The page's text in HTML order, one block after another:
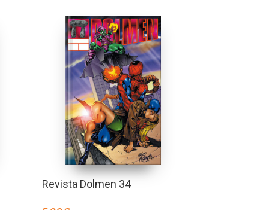
Revista Dolmen 34